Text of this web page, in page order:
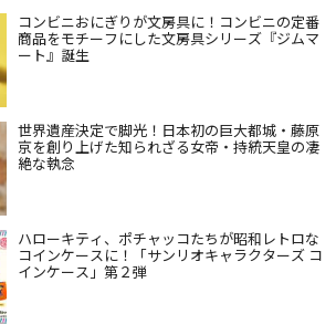
コンビニおにぎりが文房具に！コンビニの定番
商品をモチーフにした文房具シリーズ『ジムマ
ート』誕生
世界遺産決定で脚光！日本初の巨大都城・藤原
京を創り上げた知られざる女帝・持統天皇の凄
絶な執念
ハローキティ、ポチャッコたちが昭和レトロな
コインケースに！「サンリオキャラクターズ コ
インケース」第２弾